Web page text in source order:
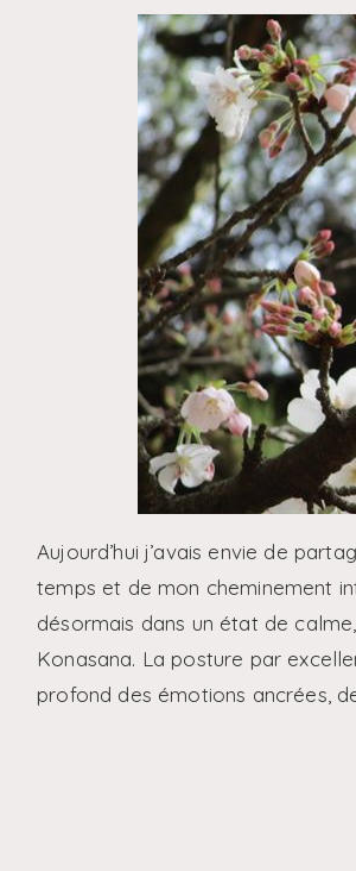
Aujourd’hui j’avais envie de
temps et de mon cheminement
désormais dans un état de
Konasana. La posture par
profond des émotions ancrées,